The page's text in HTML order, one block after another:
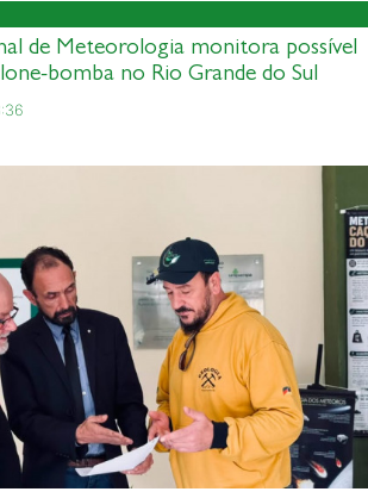
de Meteorologia monitora possível
bomba no Rio Grande do Sul